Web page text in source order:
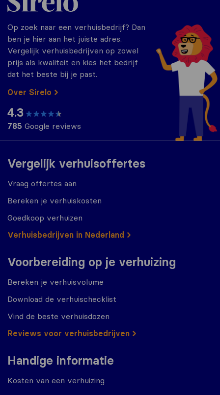
Vergelijk verhuisoffertes
Vraag offertes aan
Bereken je verhuiskosten
Goedkoop verhuizen
Verhuisbedrijven in Nederland
Voorbereiding op je verhuizing
Bereken je verhuisvolume
Download de verhuischecklist
Vind de beste verhuisdozen
Reviews voor verhuisbedrijven
Handige informatie
Kosten van een verhuizing
Op zoek naar een verhuisbedrijf? Dan
ben je hier aan het juiste adres.
Vergelijk verhuisbedrijven op zowel
prijs als kwaliteit en kies het bedrijf
dat het beste bij je past.
Over Sirelo
4.3
785 Google reviews